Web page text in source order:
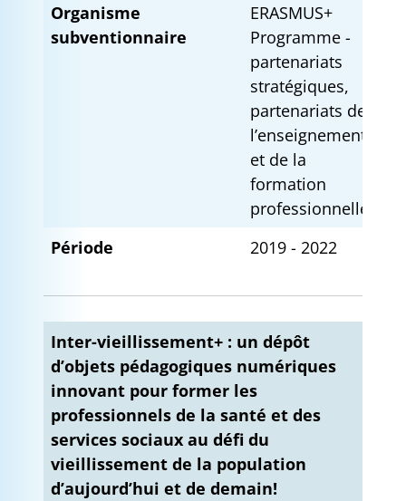
Organisme
subventionnaire
ERASMUS+
Programme -
partenariats
stratégiques,
partenariats de
l’enseignement
et de la
formation
professionnelle
Période
2019 - 2022
Inter-vieillissement+ : un dépôt
d’objets pédagogiques numériques
innovant pour former les
professionnels de la santé et des
services sociaux au défi du
vieillissement de la population
d’aujourd’hui et de demain!